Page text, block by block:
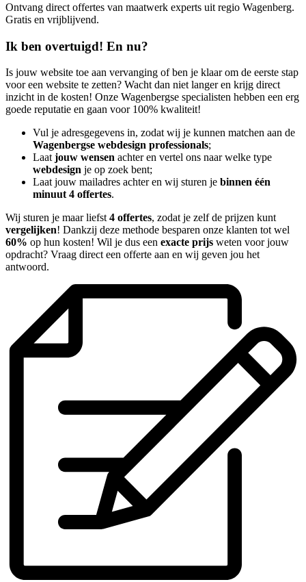
Ontvang direct offertes van maatwerk experts uit regio Wagenberg.
Gratis en vrijblijvend.
Ik ben overtuigd! En nu?
Is jouw website toe aan vervanging of ben je klaar om de eerste stap
voor een website te zetten? Wacht dan niet langer en krijg direct
inzicht in de kosten! Onze Wagenbergse specialisten hebben een erg
goede reputatie en gaan voor 100% kwaliteit!
Vul je adresgegevens in, zodat wij je kunnen matchen aan de
Wagenbergse webdesign professionals;
Laat jouw wensen achter en vertel ons naar welke type
webdesign je op zoek bent;
Laat jouw mailadres achter en wij sturen je binnen één
minuut 4 offertes.
Wij sturen je maar liefst 4 offertes, zodat je zelf de prijzen kunt
vergelijken! Dankzij deze methode besparen onze klanten tot wel
60% op hun kosten! Wil je dus een exacte prijs weten voor jouw
opdracht? Vraag direct een offerte aan en wij geven jou het
antwoord.